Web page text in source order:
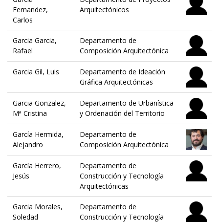
Fernandez,
Carlos
Arquitectónicos
Garcia Garcia,
Rafael
Departamento de
Composición Arquitectónica
Garcia Gil, Luis
Departamento de Ideación
Gráfica Arquitectónicas
Garcia Gonzalez,
Mª Cristina
Departamento de Urbanística
y Ordenación del Territorio
García Hermida,
Alejandro
Departamento de
Composición Arquitectónica
García Herrero,
Jesús
Departamento de
Construcción y Tecnología
Arquitectónicas
Garcia Morales,
Soledad
Departamento de
Construcción y Tecnología